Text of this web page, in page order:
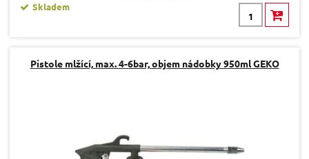
Skladem
Pistole mlžící, max. 4-6bar, objem nádobky 950ml GEKO